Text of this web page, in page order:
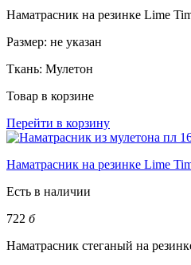
Наматрасник на резинке Lime
Размер: не указан
Ткань: Мулетон
Товар в корзине
Перейти в корзину
Наматрасник на резинке Lime
Есть в наличии
722 б
Наматрасник стеганый на